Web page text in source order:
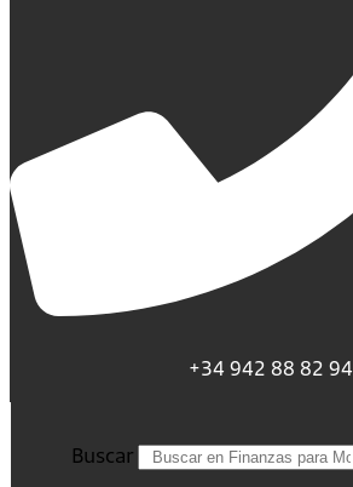
+34 942 88 82 94
Buscar